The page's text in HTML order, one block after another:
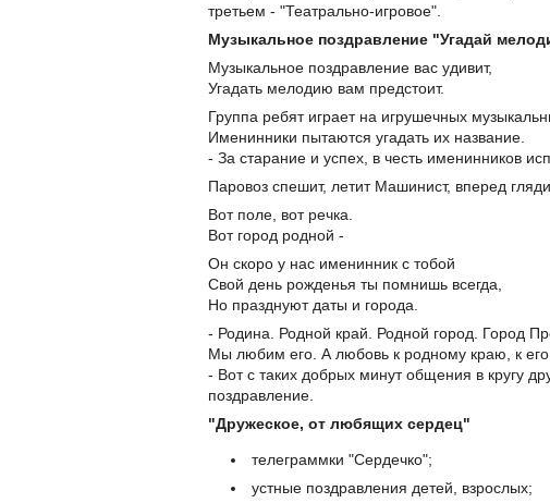
третьем - "Театрально-игровое".
Музыкальное поздравление "Угадай
Музыкальное поздравление вас удивит,
Угадать мелодию вам предстоит.
Группа ребят играет на игрушечных
Именинники пытаются угадать их название.
- За старание и успех, в честь именинников
Паровоз спешит, летит Машинист, вперед
Вот поле, вот речка.
Вот город родной -
Он скоро у нас именинник с тобой
Свой день рожденья ты помнишь всегда,
Но празднуют даты и города.
- Родина. Родной край. Родной город. Город
Мы любим его. А любовь к родному краю, к его
- Вот с таких добрых минут общения в кругу
поздравление.
"Дружеское, от любящих сердец"
телеграммки "Сердечко";
устные поздравления детей, взрослых;